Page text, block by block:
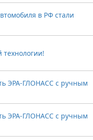
в РФ стали
ЭРА-ГЛОНАСС с ручным
ЭРА-ГЛОНАСС с ручным